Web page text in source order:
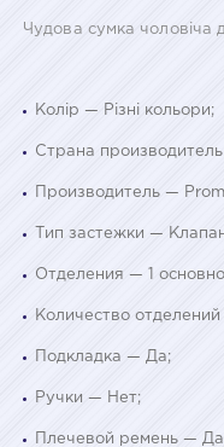
Чудова сумка чоловіча
Колір — Різні кольори;
Страна
Производитель —
Тип застежки —
Отделения — 1
Количество
Подкладка — Да;
Ручки — Нет;
Плечевой ремень —